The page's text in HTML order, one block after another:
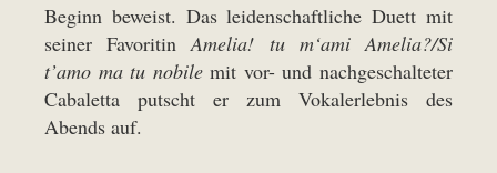
Beginn beweist. Das leidenschaftliche Duett mit
seiner FavoritinAmelia! tu m‘ami Amelia?/Si
t’amo ma tu nobilemit vor- und nachgeschalteter
Cabaletta putscht er zum Vokalerlebnis des
Abends auf.